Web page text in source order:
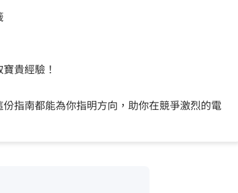
貴經驗！
指南都能為你指明方向，助你在競爭激烈的電